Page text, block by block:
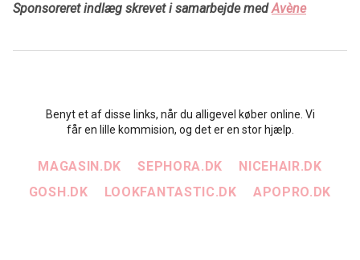
Sponsoreret indlæg skrevet i samarbejde medAvène
Benyt et af disse links, når du alligevel køber online. Vi
får en lille kommision, og det er en stor hjælp.
MAGASIN.DK SEPHORA.DK
NICEHAIR.DK
GOSH.DK
LOOKFANTASTIC.DK APOPRO.DK